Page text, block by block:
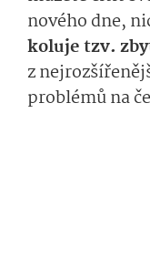
nového dne,
koluje tzv.
z
problémů na